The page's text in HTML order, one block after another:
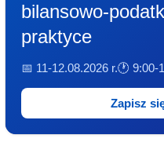
bilansowo-
praktyce
📅 11-12.08.2026 r.🕐 9:00-
Zapisz